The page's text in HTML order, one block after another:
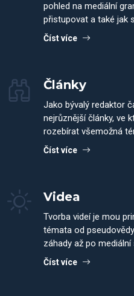
pohled na mediální
přistupovat a také jak
Číst více
Články
Jako bývalý redaktor
nejrůznější články, ve
rozebírat všemožná
Číst více
Videa
Tvorba videí je mou
témata od
záhady až po
Číst více